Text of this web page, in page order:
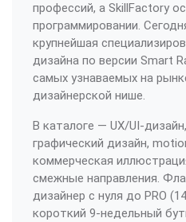
профессий, а SkillFactory
программировании.
крупнейшая
дизайна по версии Smart
самых узнаваемых на
дизайнерской нише.
В каталоге — UX/UI-
графический дизайн,
коммерческая
смежные направления.
дизайнер с нуля до PRO
короткий 9-недельный